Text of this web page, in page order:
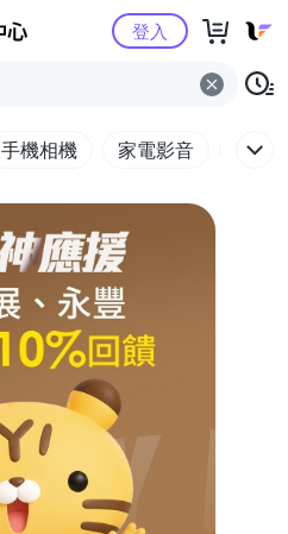
Yahoo購物中心
登入
手機相機 家電影音 電腦